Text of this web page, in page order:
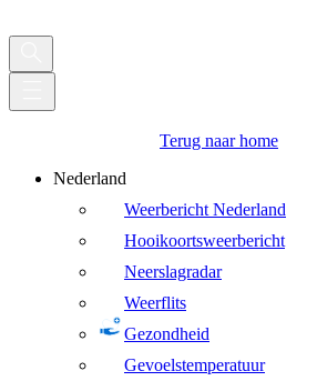
Terug naar home
Nederland
Weerbericht Nederland
Hooikoortsweerbericht
Neerslagradar
Weerflits
Gezondheid
Gevoelstemperatuur